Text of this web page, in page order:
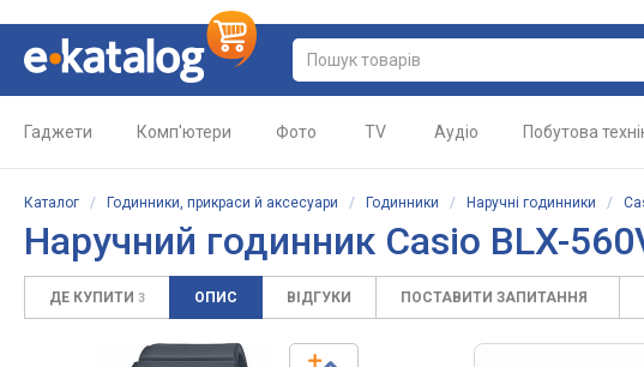
Гаджети Комп'ютери Фото TV Аудіо Побутова
Каталог / Годинники, прикраси й аксесуари / Годинники / Наручні годинники /
Наручний годинник Casio BLX-
ДЕ КУПИТИ 3 ОПИС ВІДГУКИ ПОСТАВИТИ ЗАПИТАННЯ